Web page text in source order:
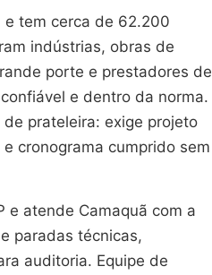
e tem cerca de 62.200
indústrias, obras de
porte e prestadores de
e dentro da norma.
prateleira: exige projeto
cronograma cumprido sem
e atende Camaquã com a
paradas técnicas,
auditoria. Equipe de